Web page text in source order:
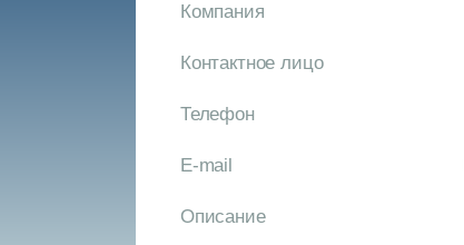
Компания
Контактное лицо
Телефон
E-mail
Описание